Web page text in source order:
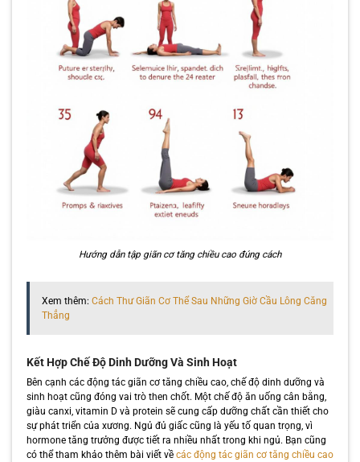
Hướng dẫn tập giãn cơ tăng chiều cao đúng cách
Xem thêm: Cách Thư Giãn Cơ Thể Sau Những Giờ Cầu Lông Căng
Thẳng
Kết Hợp Chế Độ Dinh Dưỡng Và Sinh Hoạt
Bên cạnh các động tác giãn cơ tăng chiều cao, chế độ dinh dưỡng và
sinh hoạt cũng đóng vai trò then chốt. Một chế độ ăn uống cân bằng,
giàu canxi, vitamin D và protein sẽ cung cấp dưỡng chất cần thiết cho
sự phát triển của xương. Ngủ đủ giấc cũng là yếu tố quan trọng, vì
hormone tăng trưởng được tiết ra nhiều nhất trong khi ngủ. Bạn cũng
có thể tham khảo thêm bài viết về các động tác giãn cơ tăng chiều cao